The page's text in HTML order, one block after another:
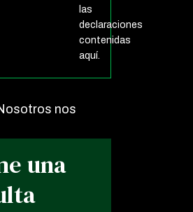
las
declaraciones
contenidas
aquí.
nos
una